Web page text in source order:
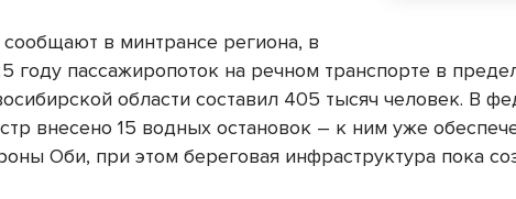
сообщают в минтрансе региона, в
году пассажиропоток на речном транспорте в
области составил 405 тысяч человек. В
внесено 15 водных остановок – к ним уже
Оби, при этом береговая инфраструктура пока